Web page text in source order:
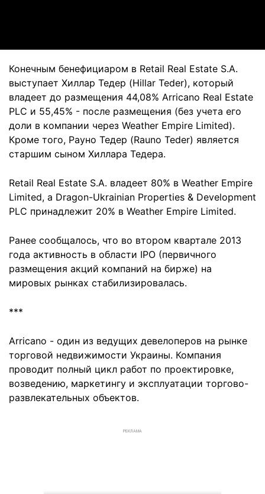
Конечным бенефициаром в Retail Real Estate S.A.
выступает Хиллар Тедер (Hillar Teder), который
владеет до размещения 44,08% Arricano Real Estate
PLC и 55,45% - после размещения (без учета его
доли в компании через Weather Empire Limited).
Кроме того, Рауно Тедер (Rauno Teder) является
старшим сыном Хиллара Тедера.
Retail Real Estate S.A. владеет 80% в Weather Empire
Limited, а Dragon-Ukrainian Properties & Development
PLC принадлежит 20% в Weather Empire Limited.
Ранее сообщалось, что во втором квартале 2013
года активность в области IPO (первичного
размещения акций компаний на бирже) на
мировых рынках стабилизировалась.
***
Arricano - один из ведущих девелоперов на рынке
торговой недвижимости Украины. Компания
проводит полный цикл работ по проектировке,
возведению, маркетингу и эксплуатации торгово-
развлекательных объектов.
РЕКЛАМА